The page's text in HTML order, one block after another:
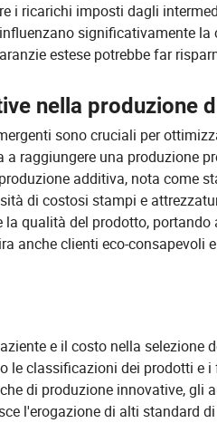
i ricarichi imposti dagli
significativamente
estese potrebbe far
nella produzione
sono cruciali per
raggiungere una produzione
additiva, nota come
di costosi stampi e
qualità del prodotto,
anche clienti eco-consapevoli
e il costo nella selezione
le classificazioni dei prodotti e
di produzione innovative,
l'erogazione di alti standard